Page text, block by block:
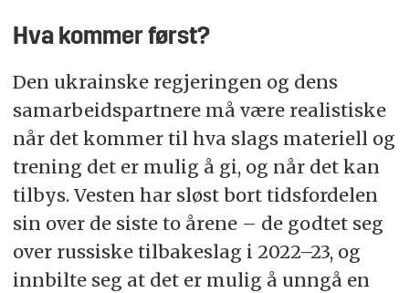
Hva kommer først?
Den ukrainske regjeringen og dens
samarbeidspartnere må være realistiske
når det kommer til hva slags materiell og
trening det er mulig å gi, og når det kan
tilbys. Vesten har sløst bort tidsfordelen
sin over de siste to årene – de godtet seg
over russiske tilbakeslag i 2022–23, og
innbilte seg at det er mulig å unngå en